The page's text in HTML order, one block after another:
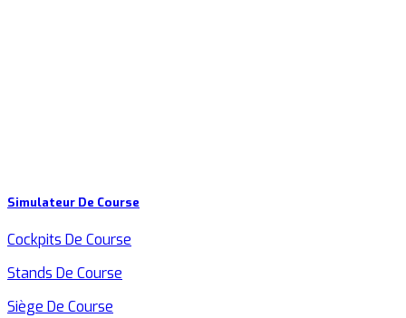
Simulateur De Course
Cockpits De Course
Stands De Course
Siège De Course